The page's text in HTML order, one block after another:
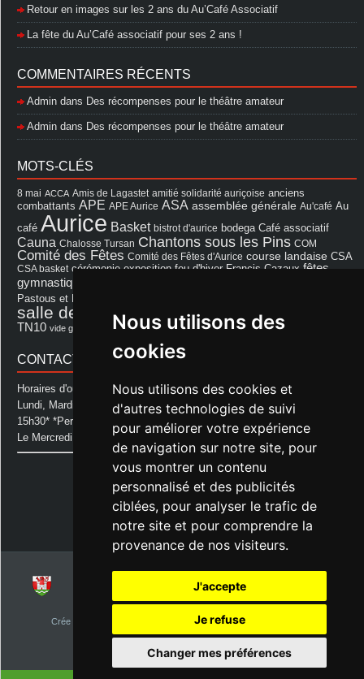
Nous utilisons des
cookies
Nous utilisons des cookies et
d'autres technologies de suivi
pour améliorer votre expérience
de navigation sur notre site, pour
vous montrer un contenu
personnalisé et des publicités
ciblées, pour analyser le trafic de
notre site et pour comprendre la
provenance de nos visiteurs.
J'accepte
Je refuse
Changer mes préférences
Retour en images sur les 2 ans du Au’Café Associatif
La fête du Au’Café associatif pour ses 2 ans !
COMMENTAIRES RÉCENTS
Admin dans Des récompenses pour le théâtre amateur
Admin dans Des récompenses pour le théâtre amateur
MOTS-CLÉS
8 mai ACCA Amis de Lagastet amitié solidarité auriçoise anciens
combattants APE APE Aurice ASA assemblée générale Au'café Au
café Aurice Basket bistrot d'aurice bodega Café associatif
Cauna Chalosse Tursan Chantons sous les Pins COM
Comité des Fêtes Comité des Fêtes d'Aurice course landaise CSA
CSA basket cérémonie exposition feu d'hiver Francis Cazaux fêtes
gymnastique volontaire
Pastous et Pastourettes
salle des fêtes salle des fêtes d'aurice Souprosse
TN10 vide grenier Voeux école
CONTACT MAIRIE
Horaires d'ouverture de la Mairie:
Lundi, Mardi, Jeudi et Vendredi : de 08h00 à 11h30 et de 12h30 à
15h30* *Permanence téléphonique jusqu'à 17h00
Le Mercredi : de 08h00 à 11h00
Mairie d'Aurice
14 Avenue des Pastous
Tel : 05 58 76 06 50
Plus d'infos »
Commune d'Aurice – Landes 40
Crée par | Theme Designé et hébergé par : NetClic.fr